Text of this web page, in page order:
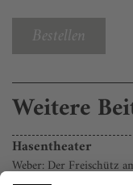
Bestellen
Weitere
Hasentheater
Weber: Der Freischütz